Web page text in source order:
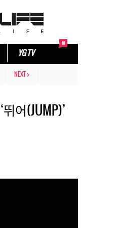
YG TV
NEXT >
뛰어(JUMP)’